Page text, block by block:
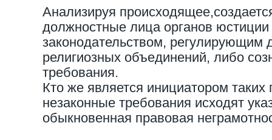
Анализируя
должностные лица органов
законодательством, регулирующим
религиозных объединений, либо
требования.
Кто же является инициатором
незаконные требования исходят
обыкновенная правовая